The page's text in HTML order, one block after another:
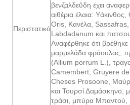
Περιστατικό
βενζαλδεΰδη έχει
αιθέρια έλαια:
Oris, Κανέλα, Sassafras,
Labdadanum και
Αναφέρθηκε ότι βρέθηκε
μαρμελάδα φράουλας,
(Allium porrum L.),
Camembert, Gruyere de
Cheses Prosoone,
και Τουρσί Δαμάσκηνο,
τράσι, μπύρα Μπαντού,